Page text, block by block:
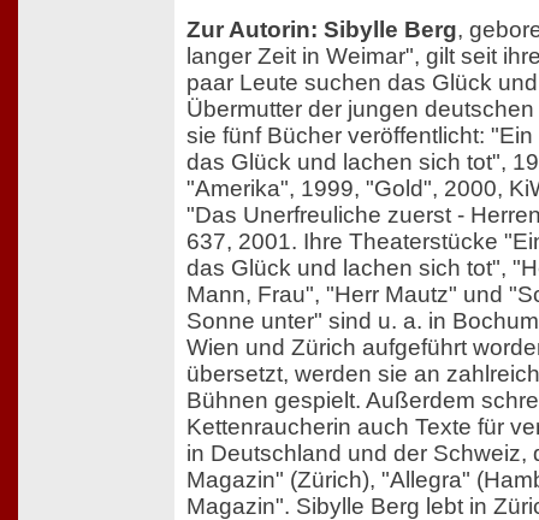
Zur Autorin: Sibylle Berg,
langer Zeit in Weimar", gilt seit
paar Leute suchen das Glück
Übermutter der jungen
sie fünf Bücher veröffentlicht:
das Glück und lachen sich tot",
"Amerika", 1999, "Gold", 2000,
"Das Unerfreuliche zuerst -
637, 2001. Ihre Theaterstücke
das Glück und lachen sich tot",
Mann, Frau", "Herr Mautz" und
Sonne unter" sind u. a. in
Wien und Zürich aufgeführt
übersetzt, werden sie an
Bühnen gespielt. Außerdem
Kettenraucherin auch Texte für
in Deutschland und der Schweiz,
Magazin" (Zürich), "Allegra"
Magazin". Sibylle Berg lebt in